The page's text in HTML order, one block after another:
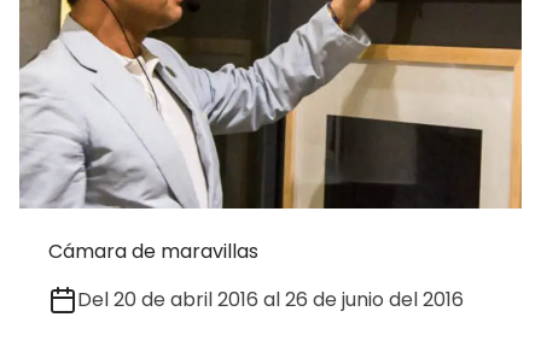
Cámara de maravillas
Del 20 de abril 2016 al 26 de junio del 2016